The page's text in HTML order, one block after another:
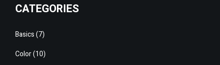
CATEGORIES
Basics(7)
Color(10)